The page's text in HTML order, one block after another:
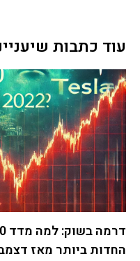
עוד כתבות
החדות ביותר מאז דצמבר